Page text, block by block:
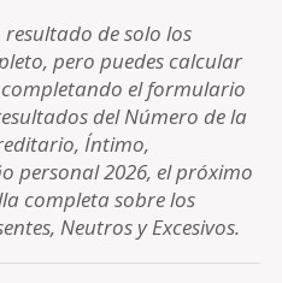
resultado de solo los
pero puedes calcular
el formulario
del Número de la
Íntimo,
personal 2026, el próximo
completa sobre los
Neutros y Excesivos.